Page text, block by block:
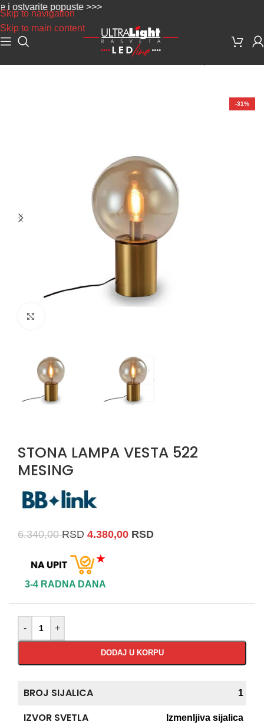
Skip to navigation
Skip to main content
popuste >>>
-31%
STONA LAMPA VESTA 522
MESING
6.340,00RSD 4.380,00 RSD
★
3-4 RADNA DANA
- +
DODAJ U KORPU
BROJ SIJALICA 1
IZVOR SVETLA Izmenljiva sijalica